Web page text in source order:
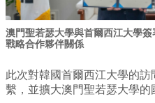
澳門聖若瑟大學與首爾西江大學
戰略合作夥伴關係
此次對韓國首爾西江大學的
繫，並擴大澳門聖若瑟大學的